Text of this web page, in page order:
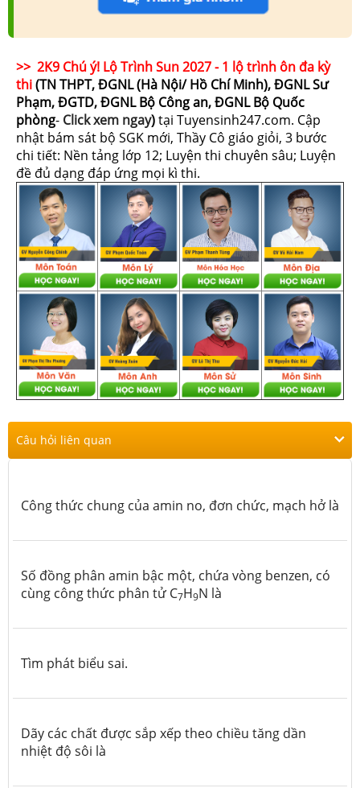
>> 2K9 Chú ý! Lộ Trình Sun 2027 - 1 lộ trình ôn đa kỳ
thi(TN THPT, ĐGNL (Hà Nội/ Hồ Chí Minh), ĐGNL Sư
Phạm, ĐGTD, ĐGNL Bộ Công an, ĐGNL Bộ Quốc
phòng- Click xem ngay)tại Tuyensinh247.com. Cập
nhật bám sát bộ SGK mới, Thầy Cô giáo giỏi, 3 bước
chi tiết: Nền tảng lớp 12; Luyện thi chuyên sâu; Luyện
đề đủ dạng đáp ứng mọi kì thi.
Câu hỏi liên quan
Công thức chung của amin no, đơn chức, mạch hở là
Số đồng phân amin bậc một, chứa vòng benzen, có
cùng công thức phân tử C7H9N là
Tìm phát biểu sai.
Dãy các chất được sắp xếp theo chiều tăng dần
nhiệt độ sôi là